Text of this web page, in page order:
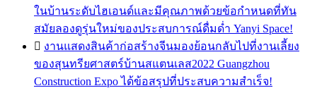
ในบ้านระดับไฮเอนด์และมีคุณภาพด้วยข้อกำหนดที่ทัน
สมัยลองดูรุ่นใหม่ของประสบการณ์ดื่มด่ำ Yanyi Space!
 งานแสดงสินค้าก่อสร้างจีนมองย้อนกลับไปที่งานเลี้ยง
ของสุนทรียศาสตร์บ้านสแตนเลส2022 Guangzhou
Construction Expo ได้ข้อสรุปที่ประสบความสำเร็จ!